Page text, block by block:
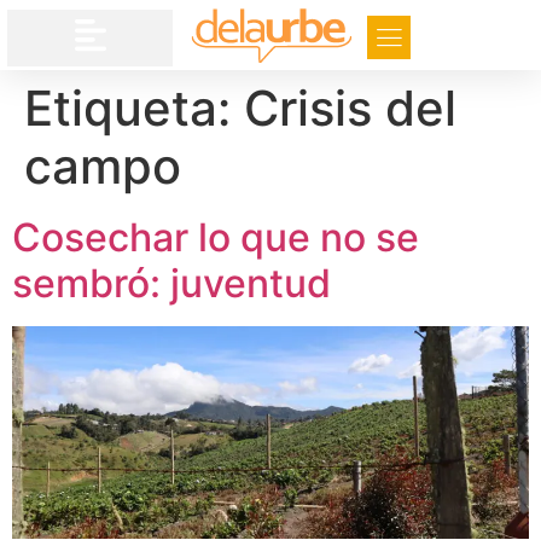
Etiqueta: Crisis del
campo
Cosechar lo que no se
sembró: juventud